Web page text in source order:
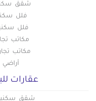
شقق
فلل
فلل
مكاتب
مكاتب
أراضي
عقارات
شقق سكنيه